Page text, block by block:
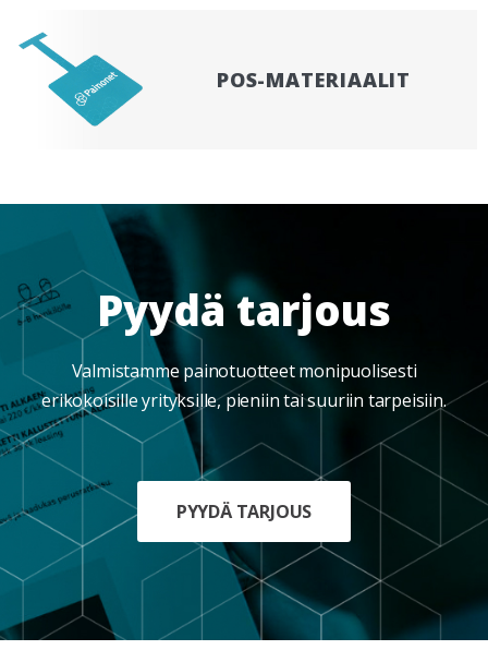
POS-MATERIAALIT
Pyydä tarjous
Valmistamme painotuotteet monipuolisesti
erikokoisille yrityksille, pieniin tai suuriin tarpeisiin.
PYYDÄ TARJOUS